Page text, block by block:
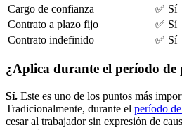
Cargo de confianza
✅ Sí
Contrato a plazo fijo
✅ Sí
Contrato indefinido
✅ Sí
¿Aplica durante el período de
Sí. Este es uno de los puntos más
Tradicionalmente, durante el período
cesar al trabajador sin expresión de